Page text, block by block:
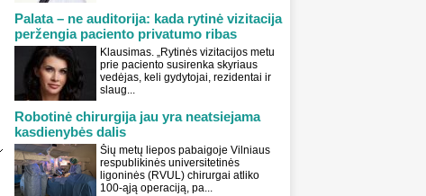
Palata – ne auditorija: kada rytinė vizitacija
peržengia paciento privatumo ribas
Klausimas. „Rytinės vizitacijos metu
prie paciento susirenka skyriaus
vedėjas, keli gydytojai, rezidentai ir
slaug...
Robotinė chirurgija jau yra neatsiejama
kasdienybės dalis
Šių metų liepos pabaigoje Vilniaus
respublikinės universitetinės
ligoninės (RVUL) chirurgai atliko
100-ąją operaciją, pa...